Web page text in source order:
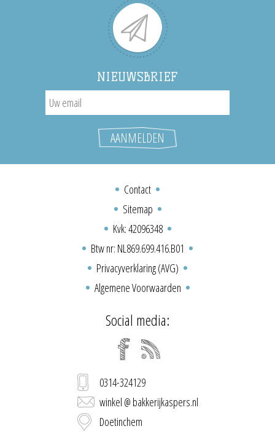
NIEUWSBRIEF
Contact
Sitemap
Kvk: 42096348
Btw nr: NL869.699.416.B01
Privacyverklaring (AVG)
Algemene Voorwaarden
Social media:
0314-324129
winkel @ bakkerijkaspers.nl
Doetinchem